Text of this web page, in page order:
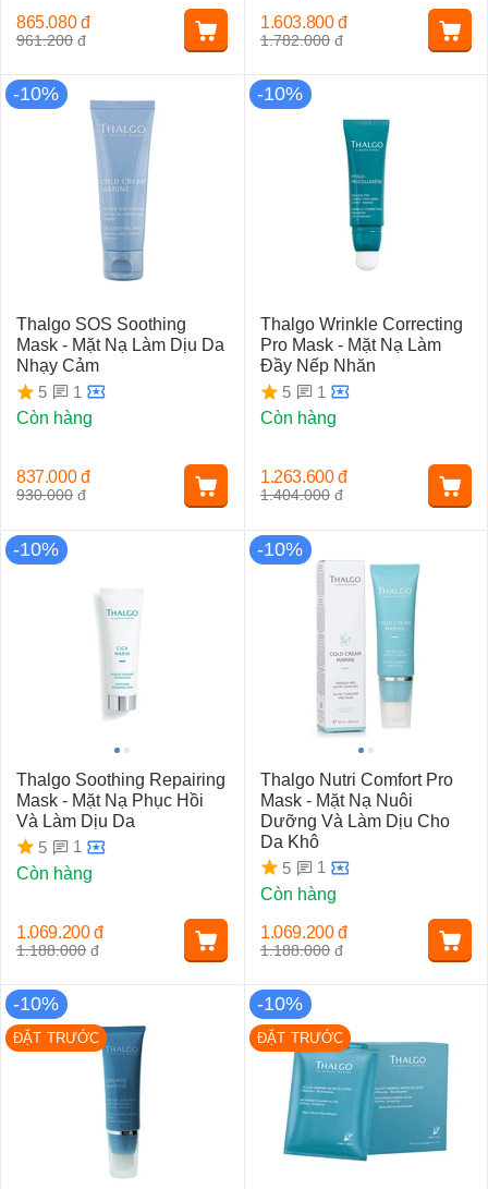
961.200 đ
865.080 đ
1.782.000 đ
1.603.800 đ
-10%
Thalgo SOS Soothing
Mask - Mặt Nạ Làm Dịu Da
Nhạy Cảm
5
1
Còn hàng
930.000 đ
837.000 đ
-10%
Thalgo Wrinkle Correcting
Pro Mask - Mặt Nạ Làm
Đầy Nếp Nhăn
5
1
Còn hàng
1.404.000 đ
1.263.600 đ
-10%
Thalgo Soothing Repairing
Mask - Mặt Nạ Phục Hồi
Và Làm Dịu Da
5
1
Còn hàng
1.188.000 đ
1.069.200 đ
-10%
Thalgo Nutri Comfort Pro
Mask - Mặt Nạ Nuôi
Dưỡng Và Làm Dịu Cho
Da Khô
5
1
Còn hàng
1.188.000 đ
1.069.200 đ
-10%
ĐẶT TRƯỚC
-10%
ĐẶT TRƯỚC